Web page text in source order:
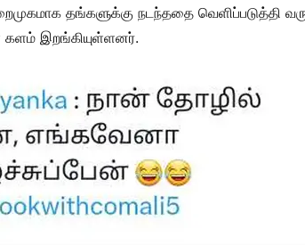
தங்களுக்கு நடந்ததை வெளிப்படுத்தி
களம் இறங்கியுள்ளனர்.